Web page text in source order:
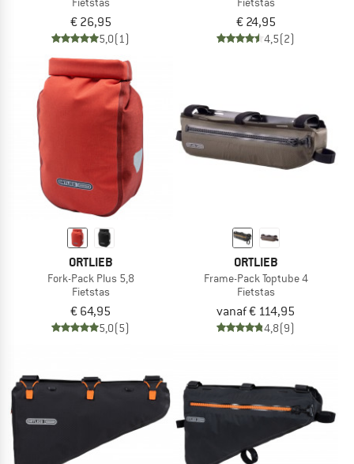
€ 26,95
5,0(1)
€ 24,95
4,5(2)
ORTLIEB
Fork-Pack Plus 5,8
Fietstas
€ 64,95
5,0(5)
ORTLIEB
Frame-Pack Toptube 4
Fietstas
vanaf € 114,95
4,8(9)